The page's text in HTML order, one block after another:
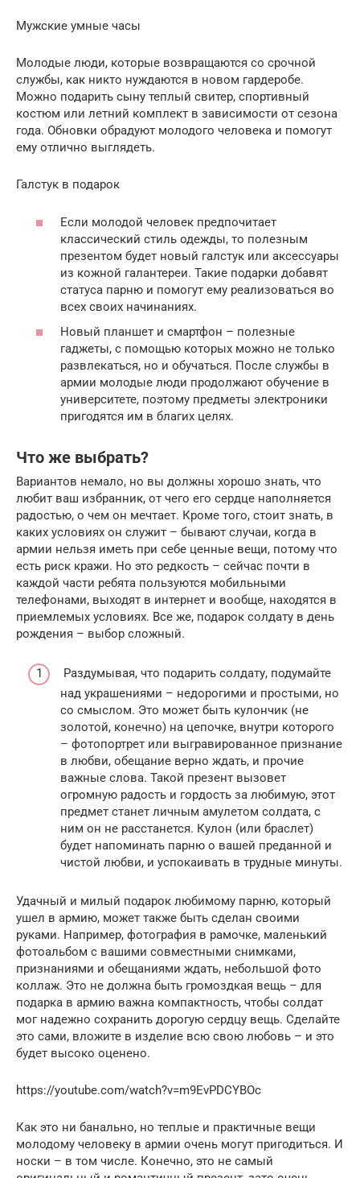
Мужские умные часы
Молодые люди, которые возвращаются со срочной
службы, как никто нуждаются в новом гардеробе.
Можно подарить сыну теплый свитер, спортивный
костюм или летний комплект в зависимости от сезона
года. Обновки обрадуют молодого человека и помогут
ему отлично выглядеть.
Галстук в подарок
Если молодой человек предпочитает
классический стиль одежды, то полезным
презентом будет новый галстук или аксессуары
из кожной галантереи. Такие подарки добавят
статуса парню и помогут ему реализоваться во
всех своих начинаниях.
Новый планшет и смартфон – полезные
гаджеты, с помощью которых можно не только
развлекаться, но и обучаться. После службы в
армии молодые люди продолжают обучение в
университете, поэтому предметы электроники
пригодятся им в благих целях.
Что же выбрать?
Вариантов немало, но вы должны хорошо знать, что
любит ваш избранник, от чего его сердце наполняется
радостью, о чем он мечтает. Кроме того, стоит знать, в
каких условиях он служит – бывают случаи, когда в
армии нельзя иметь при себе ценные вещи, потому что
есть риск кражи. Но это редкость – сейчас почти в
каждой части ребята пользуются мобильными
телефонами, выходят в интернет и вообще, находятся в
приемлемых условиях. Все же, подарок солдату в день
рождения – выбор сложный.
Раздумывая, что подарить солдату, подумайте
над украшениями – недорогими и простыми, но
со смыслом. Это может быть кулончик (не
золотой, конечно) на цепочке, внутри которого
– фотопортрет или выгравированное признание
в любви, обещание верно ждать, и прочие
важные слова. Такой презент вызовет
огромную радость и гордость за любимую, этот
предмет станет личным амулетом солдата, с
ним он не расстанется. Кулон (или браслет)
будет напоминать парню о вашей преданной и
чистой любви, и успокаивать в трудные минуты.
Удачный и милый подарок любимому парню, который
ушел в армию, может также быть сделан своими
руками. Например, фотография в рамочке, маленький
фотоальбом с вашими совместными снимками,
признаниями и обещаниями ждать, небольшой фото
коллаж. Это не должна быть громоздкая вещь – для
подарка в армию важна компактность, чтобы солдат
мог надежно сохранить дорогую сердцу вещь. Сделайте
это сами, вложите в изделие всю свою любовь – и это
будет высоко оценено.
https://youtube.com/watch?v=m9EvPDCYBOc
Как это ни банально, но теплые и практичные вещи
молодому человеку в армии очень могут пригодиться. И
носки – в том числе. Конечно, это не самый